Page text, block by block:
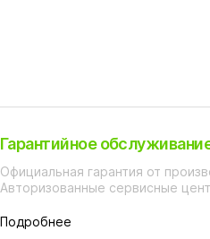
Гарантийное
Официальная гарантия от
Авторизованные сервисные
Подробнее